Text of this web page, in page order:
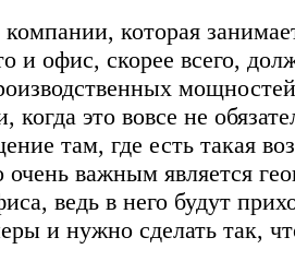
которая
и офис, скорее всего,
когда это вовсе не
там, где есть такая
очень важным является
ведь в него будут
и нужно сделать так,